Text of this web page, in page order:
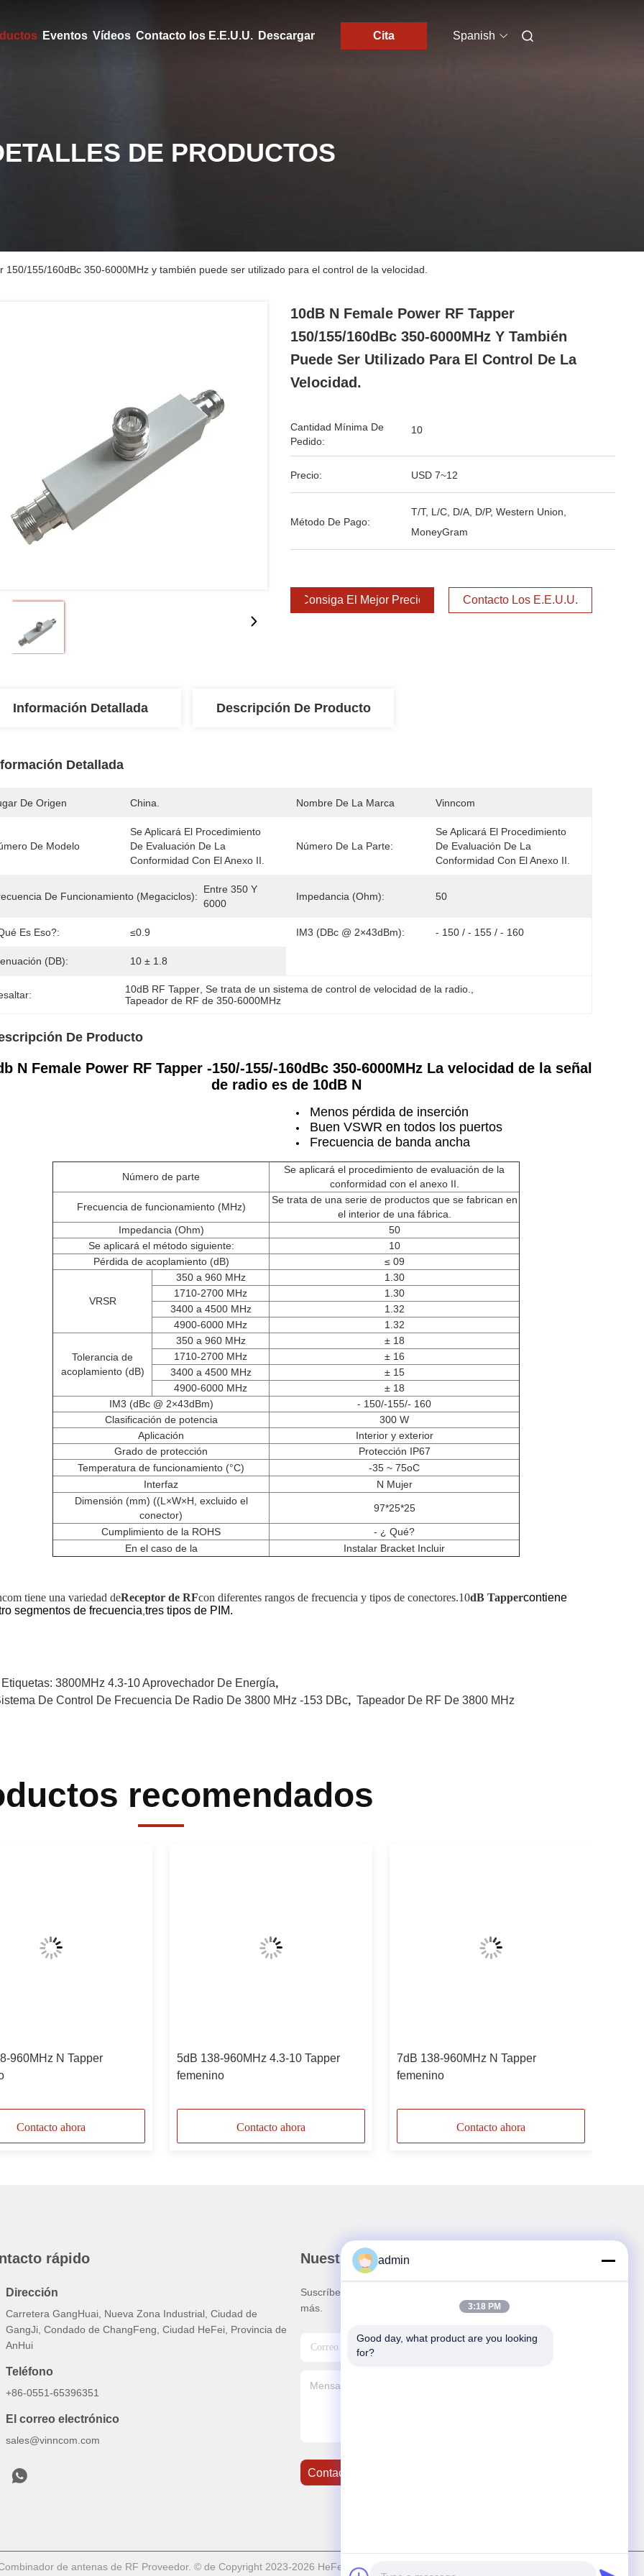
Eventos Vídeos Contacto los E.E.U.U. Descargar Cita Spanish
DE PRODUCTOS
150/155/160dBc 350-6000MHz y también puede ser utilizado para el control de la velocidad.
10dB N Female Power RF Tapper
150/155/160dBc 350-6000MHz Y También
Puede Ser Utilizado Para El Control De La
Velocidad.
Cantidad Mínima De
Pedido:
10
Precio: USD 7~12
Método De Pago:
T/T, L/C, D/A, D/P, Western Union,
MoneyGram
Consiga El Mejor Precio Contacto Los E.E.U.U.
Información Detallada Descripción De Producto
Detallada
De Origen China. Nombre De La Marca Vinncom
De Modelo
Se Aplicará El Procedimiento
De Evaluación De La
Conformidad Con El Anexo II.
Número De La Parte:
Se Aplicará El Procedimiento
De Evaluación De La
Conformidad Con El Anexo II.
De Funcionamiento (megaciclos):
Entre 350 Y
6000
Impedancia (Ohm): 50
Es Eso?: ≤0.9 IM3 (dBc @ 2×43dBm): - 150 / - 155 / - 160
(DB): 10 ± 1.8
10dB RF Tapper , Se trata de un sistema de control de velocidad de la radio.
Tapeador de RF de 350-6000MHz
De Producto
N Female Power RF Tapper -150/-155/-160dBc 350-6000MHz La velocidad de la señal
de radio es de 10dB N
Menos pérdida de inserción
Buen VSWR en todos los puertos
Frecuencia de banda ancha
Número de parte
Se aplicará el procedimiento de evaluación de la
conformidad con el anexo II.
Frecuencia de funcionamiento (MHz)
Se trata de una serie de productos que se fabrican en
el interior de una fábrica.
Impedancia (Ohm)
50
Se aplicará el método siguiente:
10
Pérdida de acoplamiento (dB)
≤ 09
VRSR
350 a 960 MHz
1.30
1710-2700 MHz
1.30
3400 a 4500 MHz
1.32
4900-6000 MHz
1.32
Tolerancia de
acoplamiento (dB)
350 a 960 MHz
± 18
1710-2700 MHz
± 16
3400 a 4500 MHz
± 15
4900-6000 MHz
± 18
IM3 (dBc @ 2×43dBm)
- 150/-155/- 160
Clasificación de potencia
300 W
Aplicación
Interior y exterior
Grado de protección
Protección IP67
Temperatura de funcionamiento (°C)
-35 ~ 75oC
Interfaz
N Mujer
Dimensión (mm) ((L×W×H, excluido el
conector)
97*25*25
Cumplimiento de la ROHS
- ¿ Qué?
En el caso de la
Instalar Bracket Incluir
tiene una variedad deReceptor de RFcon diferentes rangos de frecuencia y tipos de conectores.10dB Tappercontiene
segmentos de frecuencia tres tipos de PIM.
3800MHz 4.3-10 Aprovechador De Energía,
De Control De Frecuencia De Radio De 3800 MHz -153 DBc, Tapeador De RF De 3800 MHz
recomendados
960MHz N Tapper
Contacto ahora
5dB 138-960MHz 4.3-10 Tapper
femenino
Contacto ahora
7dB 138-960MHz N Tapper
femenino
Contacto ahora
rápido
Dirección
Carretera GangHuai, Nueva Zona Industrial, Ciudad de
GangJi, Condado de ChangFeng, Ciudad HeFei, Provincia de
AnHui
Teléfono
+86-0551-65396351
El correo electrónico
sales@vinncom.com
Nuestro boletín
Suscríbete a nuestro boletín para obtener descuentos y
más.
Contacto Los E.e.u.u.
de antenas de RF Proveedor. © de Copyright 2023-2026 HeFei Vinncom Electronic Technology Co.,Ltd. . Todos los derechos
admin
3:18 PM
Good day, what product are you looking
for?